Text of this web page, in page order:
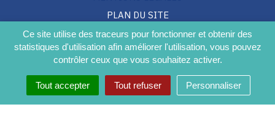
Ce site utilise des traceurs pour fonctionner et obtenir des
statistiques d'utilisation afin améliorer l'utilisation, vous pouvez
contrôler ceux que vous souhaitez activer.
Tout accepter Tout refuser Personnaliser
PLAN DU SITE
CRÉDITS
ACCESSIBILITÉ DU SITE